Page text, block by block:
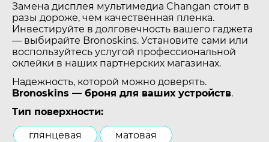
Замена дисплея мультимедиа Changan стоит в
разы дороже, чем качественная пленка.
Инвестируйте в долговечность вашего гаджета
— выбирайте Bronoskins. Установите сами или
воспользуйтесь услугой профессиональной
оклейки в наших партнерских магазинах.
Надежность, которой можно доверять.
Bronoskins — броня для ваших устройств.
Тип поверхности:
глянцевая матовая